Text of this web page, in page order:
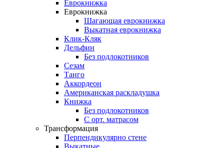
Еврокнижка
Еврокнижка
Шагающая еврокнижка
Выкатная еврокнижка
Клик-Кляк
Дельфин
Без подлокотников
Сезам
Танго
Аккордеон
Американская раскладушка
Книжка
Без подлокотников
С орт. матрасом
Трансформация
Перпендикулярно стене